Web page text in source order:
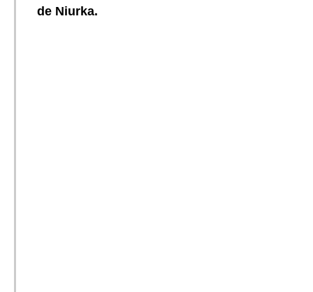
de Niurka.